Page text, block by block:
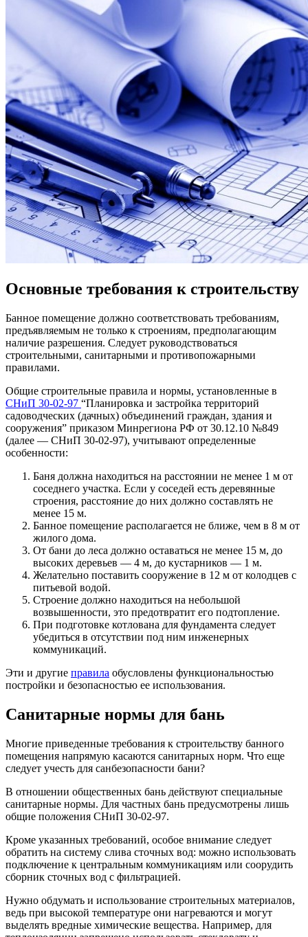
Основные требования к строительству
Банное помещение должно соответствовать требованиям,
предъявляемым не только к строениям, предполагающим
наличие разрешения. Следует руководствоваться
строительными, санитарными и противопожарными
правилами.
Общие строительные правила и нормы, установленные в
СНиП 30-02-97 “Планировка и застройка территорий
садоводческих (дачных) объединений граждан, здания и
сооружения” приказом Минрегиона РФ от 30.12.10 №849
(далее — СНиП 30-02-97), учитывают определенные
особенности:
Баня должна находиться на расстоянии не менее 1 м от
соседнего участка. Если у соседей есть деревянные
строения, расстояние до них должно составлять не
менее 15 м.
Банное помещение располагается не ближе, чем в 8 м от
жилого дома.
От бани до леса должно оставаться не менее 15 м, до
высоких деревьев — 4 м, до кустарников — 1 м.
Желательно поставить сооружение в 12 м от колодцев с
питьевой водой.
Строение должно находиться на небольшой
возвышенности, это предотвратит его подтопление.
При подготовке котлована для фундамента следует
убедиться в отсутствии под ним инженерных
коммуникаций.
Эти и другие правила обусловлены функциональностью
постройки и безопасностью ее использования.
Санитарные нормы для бань
Многие приведенные требования к строительству банного
помещения напрямую касаются санитарных норм. Что еще
следует учесть для санбезопасности бани?
В отношении общественных бань действуют специальные
санитарные нормы. Для частных бань предусмотрены лишь
общие положения СНиП 30-02-97.
Кроме указанных требований, особое внимание следует
обратить на систему слива сточных вод: можно использовать
подключение к центральным коммуникациям или соорудить
сборник сточных вод с фильтрацией.
Нужно обдумать и использование строительных материалов,
ведь при высокой температуре они нагреваются и могут
выделять вредные химические вещества. Например, для